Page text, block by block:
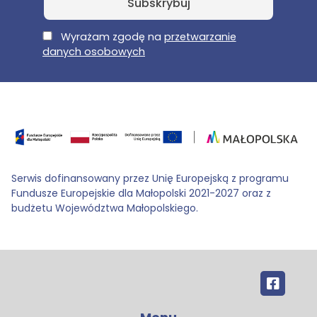
E-MailWyrażam zgodę na przetwarzanie
danych osobowych
Serwis dofinansowany przez Unię Europejską z programu
Fundusze Europejskie dla Małopolski 2021-2027 oraz z
budżetu Województwa Małopolskiego.